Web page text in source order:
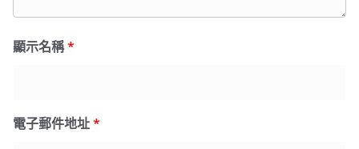
顯示名稱*
電子郵件地址*